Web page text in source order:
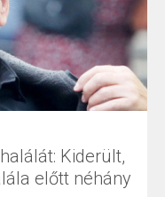
Kiderült,
előtt néhány